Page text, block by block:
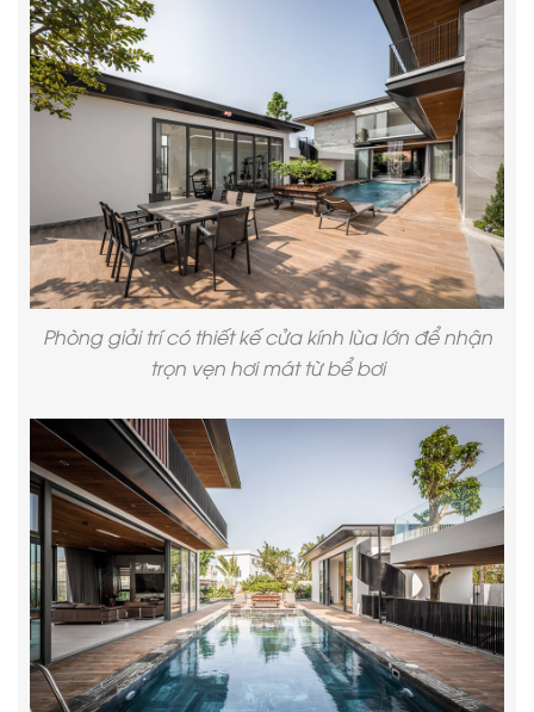
Phòng giải trí có thiết kế cửa kính lùa lớn để nhận
trọn vẹn hơi mát từ bể bơi